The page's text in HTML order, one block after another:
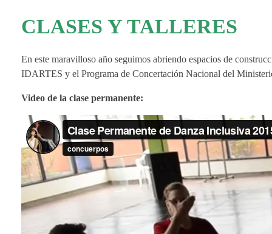
s
a
s
2
0
1
CLASES Y TALLERES
En este maravilloso año seguimos abriendo espacios de
IDARTES y el Programa de Concertación Nacional del
Video de la clase permanente: